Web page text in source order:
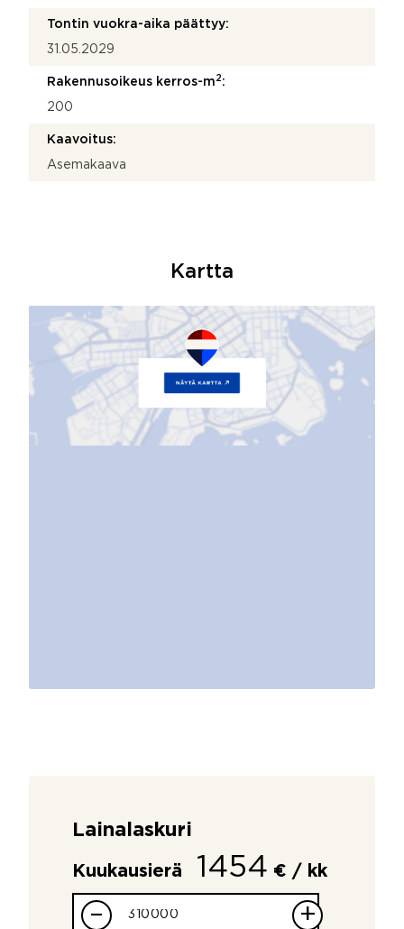
Tontin vuokra-aika päättyy:
31.05.2029
Rakennusoikeus kerros-m 2 :
200
Kaavoitus:
Asemakaava
Kartta
Lainalaskuri
Kuukausierä 1454 € / kk
– +